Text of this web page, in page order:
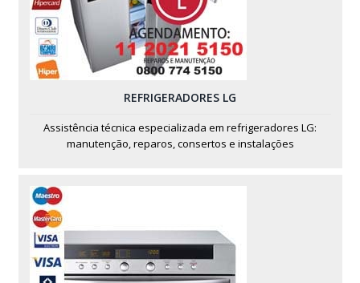
REFRIGERADORES LG
Assistência técnica especializada em refrigeradores LG:
manutenção, reparos, consertos e instalações